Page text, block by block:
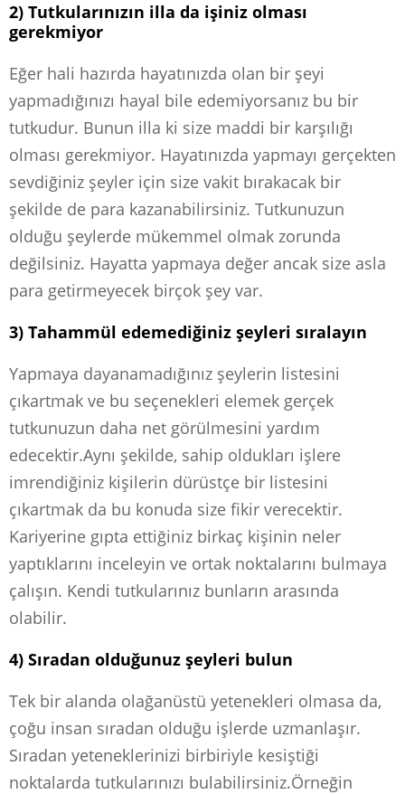
2) Tutkularınızın illa da işiniz olması
gerekmiyor
Eğer hali hazırda hayatınızda olan bir şeyi
yapmadığınızı hayal bile edemiyorsanız bu bir
tutkudur. Bunun illa ki size maddi bir karşılığı
olması gerekmiyor. Hayatınızda yapmayı gerçekten
sevdiğiniz şeyler için size vakit bırakacak bir
şekilde de para kazanabilirsiniz. Tutkunuzun
olduğu şeylerde mükemmel olmak zorunda
değilsiniz. Hayatta yapmaya değer ancak size asla
para getirmeyecek birçok şey var.
3) Tahammül edemediğiniz şeyleri sıralayın
Yapmaya dayanamadığınız şeylerin listesini
çıkartmak ve bu seçenekleri elemek gerçek
tutkunuzun daha net görülmesini yardım
edecektir.Aynı şekilde, sahip oldukları işlere
imrendiğiniz kişilerin dürüstçe bir listesini
çıkartmak da bu konuda size fikir verecektir.
Kariyerine gıpta ettiğiniz birkaç kişinin neler
yaptıklarını inceleyin ve ortak noktalarını bulmaya
çalışın. Kendi tutkularınız bunların arasında
olabilir.
4) Sıradan olduğunuz şeyleri bulun
Tek bir alanda olağanüstü yetenekleri olmasa da,
çoğu insan sıradan olduğu işlerde uzmanlaşır.
Sıradan yeteneklerinizi birbiriyle kesiştiği
noktalarda tutkularınızı bulabilirsiniz.Örneğin